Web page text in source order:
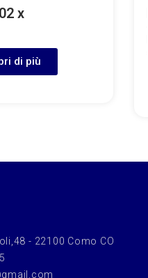
x
di più
- 22100 Como CO